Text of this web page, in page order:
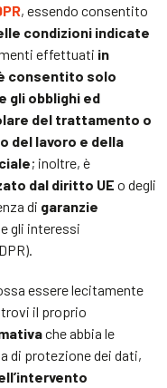
, essendo consentito
condizioni indicate
effettuati in
consentito solo
gli obblighi ed
del trattamento o
del lavoro e della
; inoltre, è
dal diritto UE o degli
di garanzie
gli interessi
essere lecitamente
il proprio
che abbia le
di protezione dei dati,